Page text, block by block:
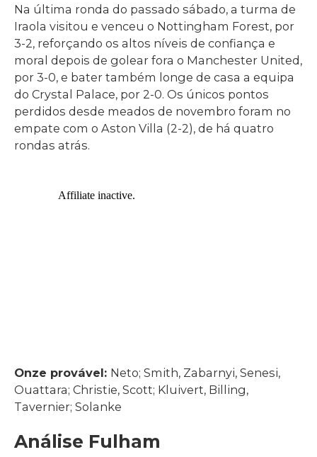
Na última ronda do passado sábado, a turma de
Iraola visitou e venceu o Nottingham Forest, por
3-2, reforçando os altos níveis de confiança e
moral depois de golear fora o Manchester United,
por 3-0, e bater também longe de casa a equipa
do Crystal Palace, por 2-0. Os únicos pontos
perdidos desde meados de novembro foram no
empate com o Aston Villa (2-2), de há quatro
rondas atrás.
Onze provável: Neto; Smith, Zabarnyi, Senesi,
Ouattara; Christie, Scott; Kluivert, Billing,
Tavernier; Solanke
Análise Fulham